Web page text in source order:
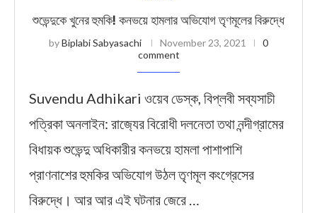
শুভেন্দুকে খুনের হুমকি! কনভয়ে হামলার অভিযোগ তৃণমূলের বিরুদ্ধে
byBiplabi Sabyasachi November 23, 2021
0
comment
Suvendu Adhikari ওয়েব ডেস্ক, বিপ্লবী সব্যসাচী
পত্রিকা অনলাইন: রাজ‍্যের বিরোধী দলনেতা তথা নন্দীগ্রামের
বিধায়ক শুভেন্দু অধিকারীর কনভয়ে হামলা পাশাপাশি
প্রাণনাশের হুমকির অভিযোগ উঠল তৃণমূল কংগ্রেসের
বিরুদ্ধে। আর আর এই ঘটনার জেরে …